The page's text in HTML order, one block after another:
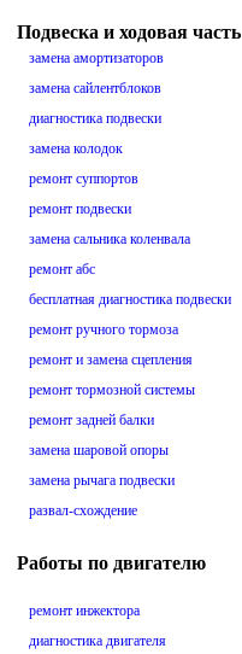
Подвеска и ходовая часть
замена амортизаторов
замена сайлентблоков
диагностика подвески
замена колодок
ремонт суппортов
ремонт подвески
замена сальника коленвала
ремонт абс
бесплатная диагностика подвески
ремонт ручного тормоза
ремонт и замена сцепления
ремонт тормозной системы
ремонт задней балки
замена шаровой опоры
замена рычага подвески
развал-схождение
Работы по двигателю
ремонт инжектора
диагностика двигателя